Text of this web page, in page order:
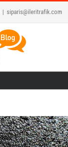
| siparis@ileritrafik.com